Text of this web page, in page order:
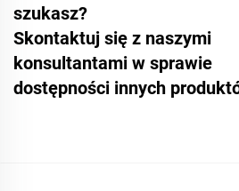
szukasz?
Skontaktuj się z naszymi
konsultantami w sprawie
dostępności innych